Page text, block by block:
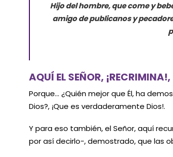
Hijo del hombre, que come y
amigo de publicanos y
AQUÍ EL SEÑOR,
Porque… ¿Quién mejor que Él, ha
Dios?, ¡Que es verdaderamente Dios!.
Y para eso también, el Señor, aquí
por así decirlo-, demostrado, que las